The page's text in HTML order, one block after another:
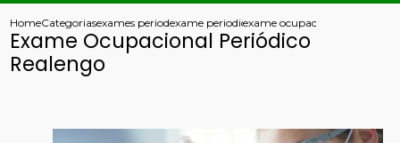
HomeCategoriasexames periodicosexame periodico inaptoexame ocupacional periodico
Exame Ocupacional Periódico
Realengo